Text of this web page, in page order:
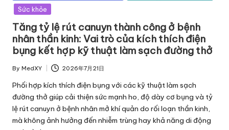
inSức khỏe
Tăng tỷ lệ rút canuyn thành công ở bệnh
nhân thần kinh: Vai trò của kích thích điện
bụng kết hợp kỹ thuật làm sạch đường thở
Posted
by
By MedXY 2026年7月21日
Phối hợp kích thích điện bụng với các kỹ thuật làm sạch
đường thở giúp cải thiện sức mạnh ho, độ dày cơ bụng và tỷ
lệ rút canuyn ở bệnh nhân mở khí quản do rối loạn thần kinh,
mà không ảnh hưởng đến nhiễm trùng hay khả năng di động